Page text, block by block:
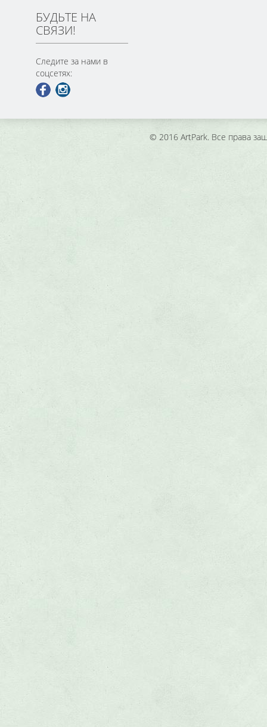
БУДЬТЕ НА
СВЯЗИ!
Следите за нами в
соцсетях:
© 2016 ArtPark. Все права